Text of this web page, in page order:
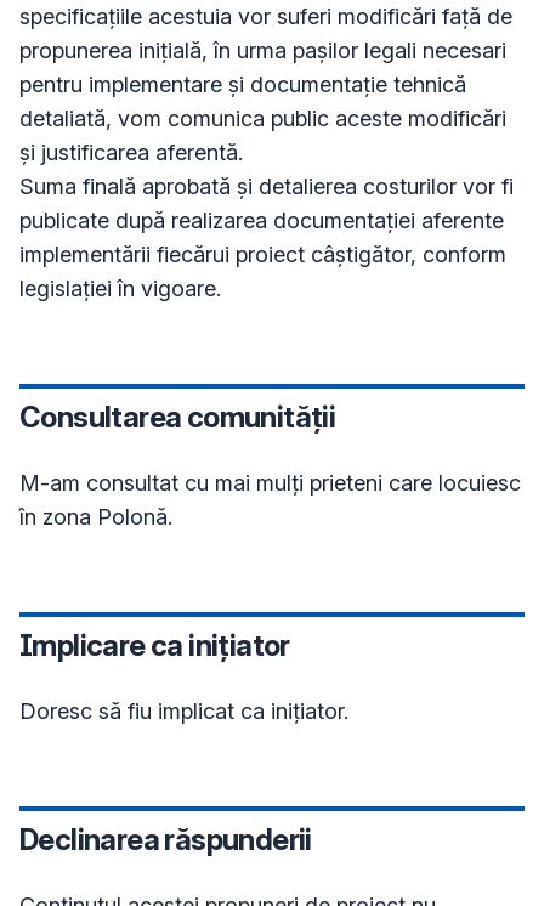
specificațiile acestuia vor suferi modificări față de
propunerea inițială, în urma pașilor legali necesari
pentru implementare și documentație tehnică
detaliată, vom comunica public aceste modificări
și justificarea aferentă.
Suma finală aprobată și detalierea costurilor vor fi
publicate după realizarea documentației aferente
implementării fiecărui proiect câștigător, conform
legislației în vigoare.
Consultarea comunității
M-am consultat cu mai mulți prieteni care locuiesc
în zona Polonă.
Implicare ca inițiator
Doresc să fiu implicat ca inițiator.
Declinarea răspunderii